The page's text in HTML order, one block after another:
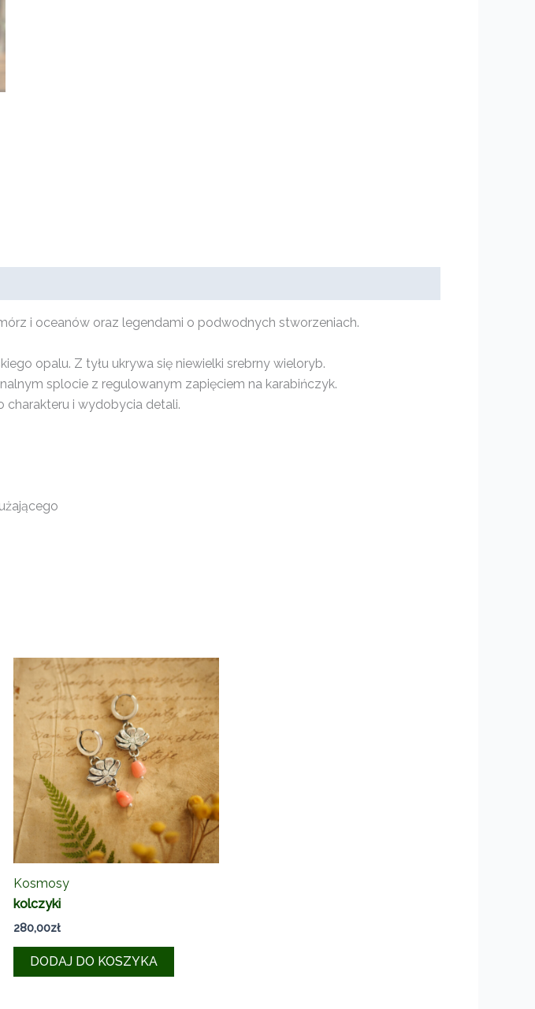
i oceanów oraz legendami o podwodnych stworzeniach.
opalu. Z tyłu ukrywa się niewielki srebrny wieloryb.
splocie z regulowanym zapięciem na karabińczyk.
charakteru i wydobycia detali.
Kosmosy
kolczyki
280,00zł
DODAJ DO KOSZYKA